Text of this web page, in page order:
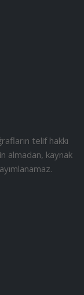
telif hakkı
almadan, kaynak